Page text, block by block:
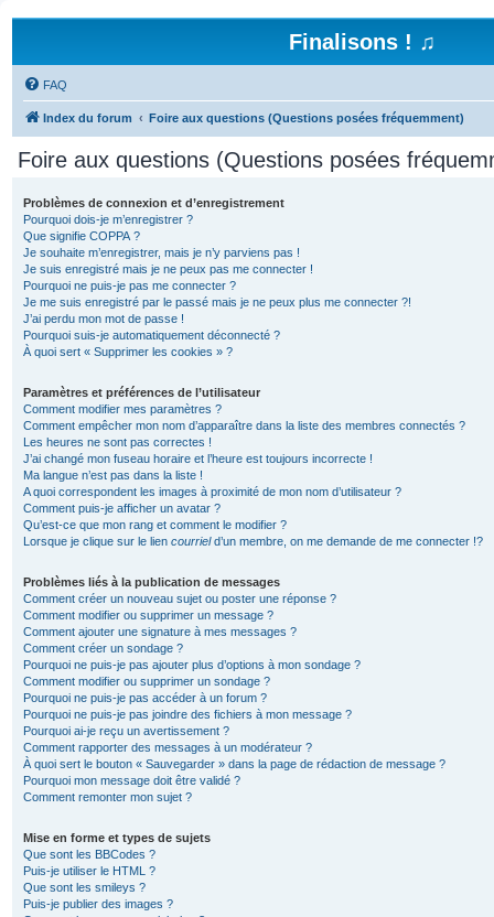
Finalisons ! ♫
FAQ
Index du forum Foire aux questions (Questions posées fréquemment)
Foire aux questions (Questions posées
Problèmes de connexion et d’enregistrement
Pourquoi dois-je m’enregistrer ?
Que signifie COPPA ?
Je souhaite m’enregistrer, mais je n’y parviens pas !
Je suis enregistré mais je ne peux pas me connecter !
Pourquoi ne puis-je pas me connecter ?
Je me suis enregistré par le passé mais je ne peux plus me connecter ?!
J’ai perdu mon mot de passe !
Pourquoi suis-je automatiquement déconnecté ?
À quoi sert « Supprimer les cookies » ?
Paramètres et préférences de l’utilisateur
Comment modifier mes paramètres ?
Comment empêcher mon nom d’apparaître dans la liste des membres connectés ?
Les heures ne sont pas correctes !
J’ai changé mon fuseau horaire et l’heure est toujours incorrecte !
Ma langue n’est pas dans la liste !
A quoi correspondent les images à proximité de mon nom d’utilisateur ?
Comment puis-je afficher un avatar ?
Qu’est-ce que mon rang et comment le modifier ?
Lorsque je clique sur le lien courrield’un membre, on me demande de me connecter !?
Problèmes liés à la publication de messages
Comment créer un nouveau sujet ou poster une réponse ?
Comment modifier ou supprimer un message ?
Comment ajouter une signature à mes messages ?
Comment créer un sondage ?
Pourquoi ne puis-je pas ajouter plus d’options à mon sondage ?
Comment modifier ou supprimer un sondage ?
Pourquoi ne puis-je pas accéder à un forum ?
Pourquoi ne puis-je pas joindre des fichiers à mon message ?
Pourquoi ai-je reçu un avertissement ?
Comment rapporter des messages à un modérateur ?
À quoi sert le bouton « Sauvegarder » dans la page de rédaction de message ?
Pourquoi mon message doit être validé ?
Comment remonter mon sujet ?
Mise en forme et types de sujets
Que sont les BBCodes ?
Puis-je utiliser le HTML ?
Que sont les smileys ?
Puis-je publier des images ?